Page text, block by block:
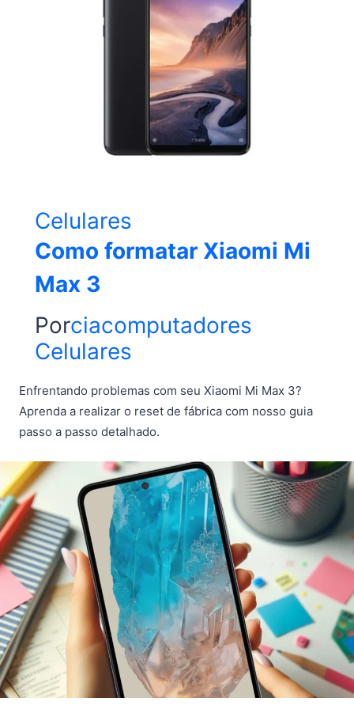
Celulares
Como formatar Xiaomi Mi
Max 3
Porciacomputadores
Celulares
Enfrentando problemas com seu Xiaomi Mi Max 3?
Aprenda a realizar o reset de fábrica com nosso guia
passo a passo detalhado.